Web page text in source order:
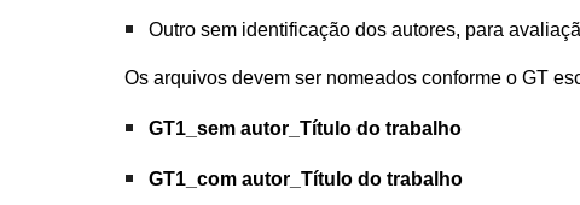
Outro sem identificação dos autores, para
Os arquivos devem ser nomeados conforme o GT
GT1_sem autor_Título do trabalho
GT1_com autor_Título do trabalho